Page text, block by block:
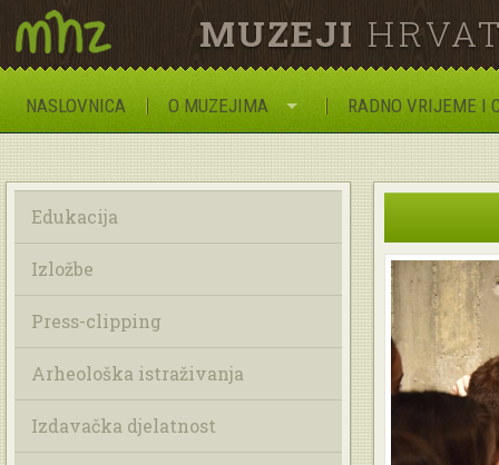
MUZEJI
NASLOVNICA O MUZEJIMA RADNO VRIJEME I
Edukacija
Izložbe
Press-clipping
Arheološka istraživanja
Izdavačka djelatnost